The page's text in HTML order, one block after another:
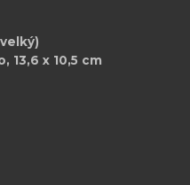
13,6 x 10,5 cm